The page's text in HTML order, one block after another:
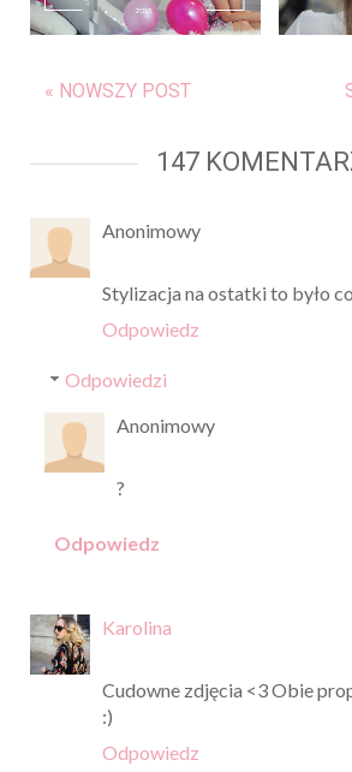
« NOWSZY POST
147
Anonimowy
Stylizacja na ostatki to było
Odpowiedz
Odpowiedzi
Anonimowy
?
Odpowiedz
Karolina
Cudowne zdjęcia <3 Obie
:)
Odpowiedz